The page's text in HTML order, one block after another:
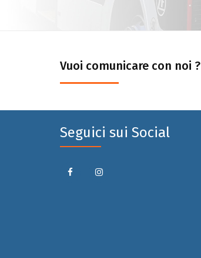
Vuoi comunicare con noi ?
Seguici sui Social